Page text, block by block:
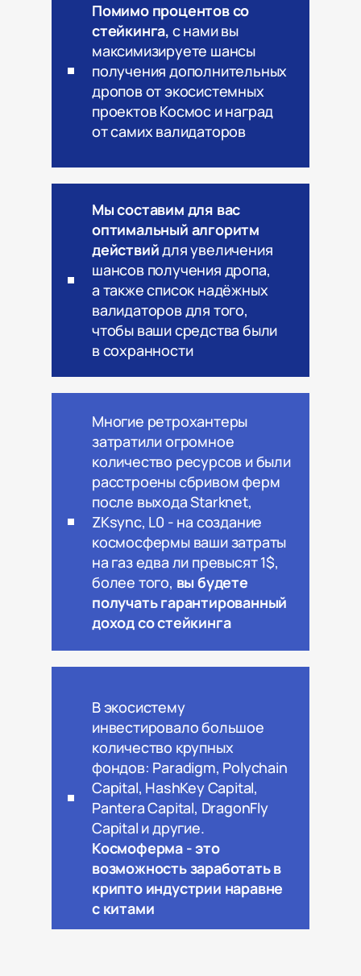
Мы составим для вас
оптимальный алгоритм
действийдля увеличения
шансов получения дропа,
а также список надёжных
валидаторов для того,
чтобы ваши средства были
в сохранности
Помимо процентов со
стейкинга, с нами вы
максимизируете шансы
получения дополнительных
дропов от экосистемных
проектов Космос и наград
от самих валидаторов
Многие ретрохантеры
затратили огромное
количество ресурсов и были
расстроены сбривом ферм
после выхода Starknet,
ZKsync, L0 - на создание
космосфермы ваши затраты
на газ едва ли превысят 1$,
более того, вы будете
получать гарантированный
доход со стейкинга
В экосистему
инвестировало большое
количество крупных
фондов: Paradigm, Polychain
Capital, HashKey Capital,
Pantera Capital, DragonFly
Capital и другие.
Космоферма - это
возможность заработать в
крипто индустрии наравне
с китами